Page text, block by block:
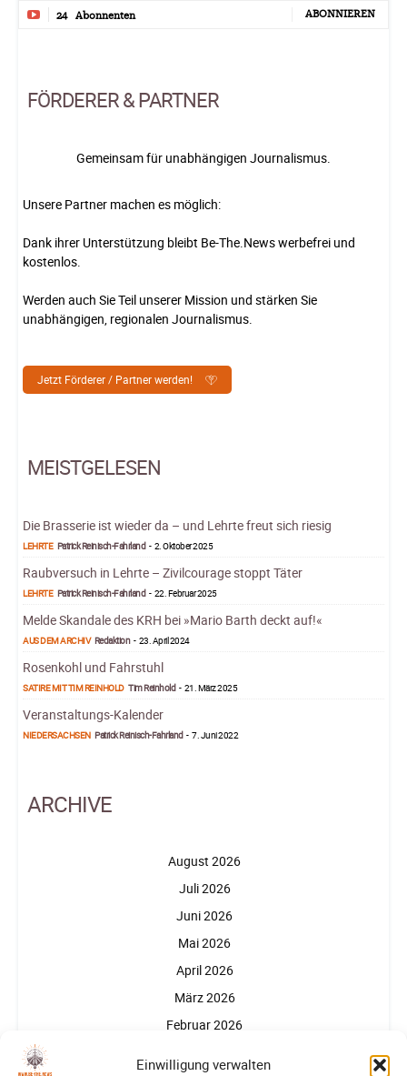
Einwilligung verwalten
24 Abonnenten ABONNIEREN
FÖRDERER & PARTNER
Gemeinsam für unabhängigen Journalismus.
Unsere Partner machen es möglich:
Dank ihrer Unterstützung bleibt Be-The.News werbefrei und
kostenlos.
Werden auch Sie Teil unserer Mission und stärken Sie
unabhängigen, regionalen Journalismus.
Jetzt Förderer / Partner werden!
MEISTGELESEN
Die Brasserie ist wieder da – und Lehrte freut sich riesig
LEHRTE Patrick Reinisch-Fahrland - 2. Oktober 2025
Raubversuch in Lehrte – Zivilcourage stoppt Täter
LEHRTE Patrick Reinisch-Fahrland - 22. Februar 2025
Melde Skandale des KRH bei »Mario Barth deckt auf!«
AUS DEM ARCHIV Redaktion - 23. April 2024
Rosenkohl und Fahrstuhl
SATIRE MIT TIM REINHOLD Tim Reinhold - 21. März 2025
Veranstaltungs-Kalender
NIEDERSACHSEN Patrick Reinisch-Fahrland - 7. Juni 2022
ARCHIVE
August 2026
Juli 2026
Juni 2026
Mai 2026
April 2026
März 2026
Februar 2026